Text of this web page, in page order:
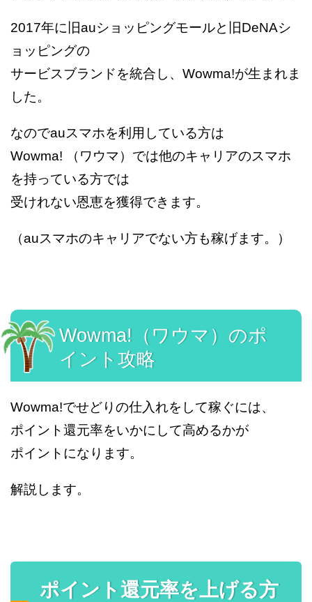
2017年に旧auショッピングモールと旧DeNAシ
ョッピングの
サービスブランドを統合し、Wowma!が生まれま
した。
なのでauスマホを利用している方は
Wowma! （ワウマ）では他のキャリアのスマホ
を持っている方では
受けれない恩恵を獲得できます。
（auスマホのキャリアでない方も稼げます。）
Wowma!（ワウマ）のポ
イント攻略
Wowma!でせどりの仕入れをして稼ぐには、
ポイント還元率をいかにして高めるかが
ポイントになります。
解説します。
ポイント還元率を上げる方